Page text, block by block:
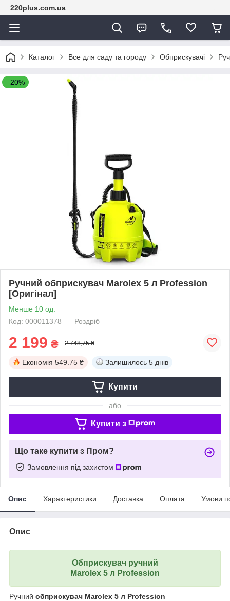
220plus.com.ua
Каталог Все для саду та городу Обприскувачі
–20%
Ручний обприскувач Marolex 5 л Profession
[Оригінал]
Менше 10 од.
Код: 000011378
Роздріб
2 199 ₴ 2 748,75 ₴
Економія 549.75 ₴ Залишилось 5 днів
Купити
або
Купити з
Що таке купити з Пром?
Замовлення під захистом
Опис Характеристики Доставка Оплата Умови
Опис
Обприскувач ручний
Marolex 5 л Profession
Ручний обприскувач Marolex 5 л Profession